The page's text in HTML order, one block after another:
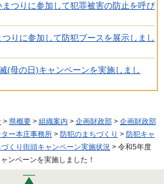
つりに参加して犯罪被害の防止を呼び
りに参加して防犯ブースを展示しまし
(母の日)キャンペーンを実施しまし
> 県概要 > 組織案内 > 企画財政部 > 企画財政部
ー本庄事務所 > 防犯のまちづくり > 防犯キャ
くり街頭キャンペーン実施状況 > 令和5年度
ンペーンを実施しました！